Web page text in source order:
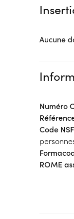
80000
Aucune
Numéro
Code
ROME